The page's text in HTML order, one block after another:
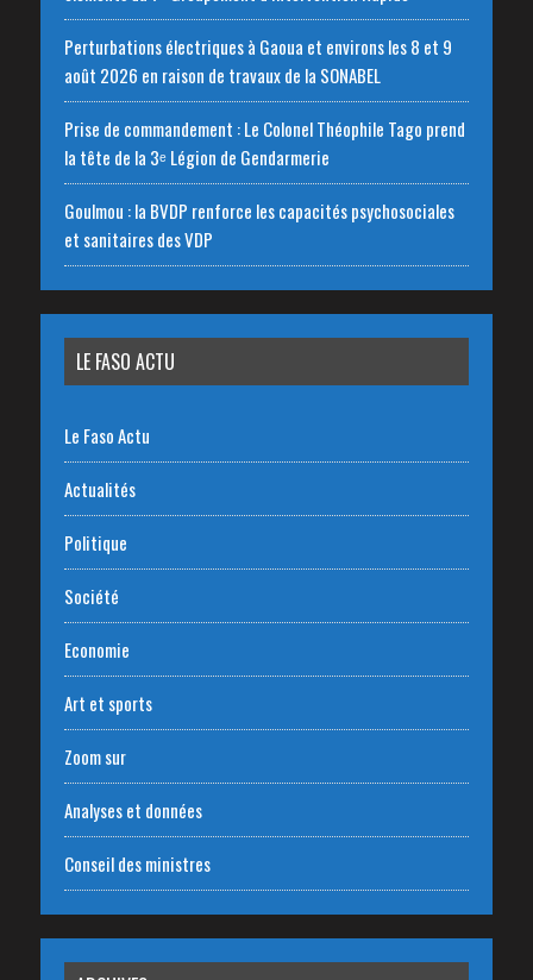
Perturbations électriques à Gaoua et environs les 8 et 9
août 2026 en raison de travaux de la SONABEL
Prise de commandement : Le Colonel Théophile Tago prend
la tête de la 3ᵉ Légion de Gendarmerie
Goulmou : la BVDP renforce les capacités psychosociales
et sanitaires des VDP
LE FASO ACTU
Le Faso Actu
Actualités
Politique
Société
Economie
Art et sports
Zoom sur
Analyses et données
Conseil des ministres